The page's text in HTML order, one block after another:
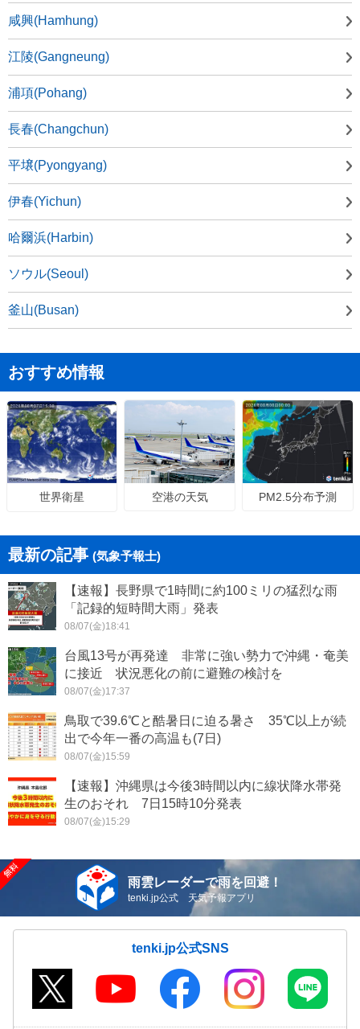
咸興(Hamhung)
江陵(Gangneung)
浦項(Pohang)
長春(Changchun)
平壌(Pyongyang)
伊春(Yichun)
哈爾浜(Harbin)
ソウル(Seoul)
釜山(Busan)
おすすめ情報
世界衛星 空港の天気 PM2.5分布予測
最新の記事 (気象予報士)
【速報】長野県で1時間に約100ミリの猛烈な雨
「記録的短時間大雨」発表
08/07(金)18:41
台風13号が再発達 非常に強い勢力で沖縄・奄美
に接近 状況悪化の前に避難の検討を
08/07(金)17:37
鳥取で39.6℃と酷暑日に迫る暑さ 35℃以上が続
出で今年一番の高温も(7日)
08/07(金)15:59
【速報】沖縄県は今後3時間以内に線状降水帯発
生のおそれ 7日15時10分発表
08/07(金)15:29
雨雲レーダーで雨を回避！
tenki.jp公式 天気予報アプリ
tenki.jp公式SNS